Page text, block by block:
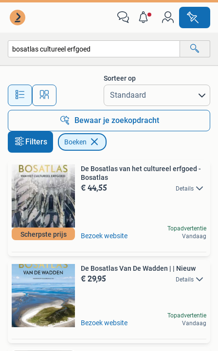
Alle afstanden…
Sorteer op
Bewaar je zoekopdracht
Filters Boeken
Scherpste prijs
De Bosatlas van het cultureel erfgoed -
Bosatlas
€ 44,55 Details
Bezoek website
Topadvertentie
Vandaag
De Bosatlas Van De Wadden | | Nieuw
€ 29,95 Details
Bezoek website
Topadvertentie
Vandaag